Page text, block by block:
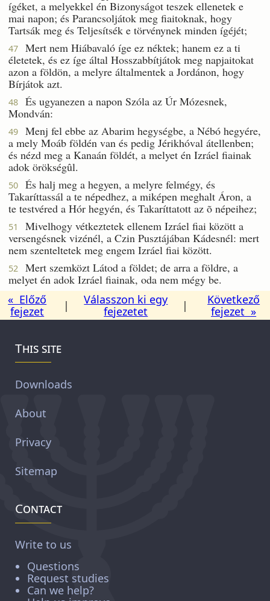
ígéket, a melyekkel én Bizonyságot teszek ellenetek e
mai napon; és Parancsoljátok meg fiaitoknak, hogy
Tartsák meg és Teljesítsék e törvénynek minden ígéjét;
47
Mert nem Hiábavaló íge ez néktek; hanem ez a ti
életetek, és ez íge által Hosszabbítjátok meg napjaitokat
azon a földön, a melyre általmentek a Jordánon, hogy
Bírjátok azt.
48
És ugyanezen a napon Szóla az Úr Mózesnek,
Mondván:
49
Menj fel ebbe az Abarim hegységbe, a Nébó hegyére,
a mely Moáb földén van és pedig Jérikhóval átellenben;
és nézd meg a Kanaán földét, a melyet én Izráel fiainak
adok örökségûl.
50
És halj meg a hegyen, a melyre felmégy, és
Takaríttassál a te népedhez, a miképen meghalt Áron, a
te testvéred a Hór hegyén, és Takaríttatott az õ népeihez;
51
Mivelhogy vétkeztetek ellenem Izráel fiai között a
versengésnek vizénél, a Czin Pusztájában Kádesnél: mert
nem szenteltetek meg engem Izráel fiai között.
52
Mert szemközt Látod a földet; de arra a földre, a
melyet én adok Izráel fiainak, oda nem mégy be.
« Előző
fejezet
|
Válasszon ki egy
fejezetet
|
Következő
fejezet »
This site
Downloads
About
Privacy
Sitemap
Contact
Write to us
Questions
Request studies
Can we help?